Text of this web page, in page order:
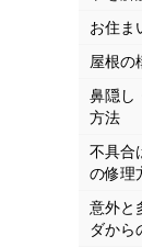
お住ま
屋根の
鼻隠し
方法
不具合
の修理
意外と
ダから